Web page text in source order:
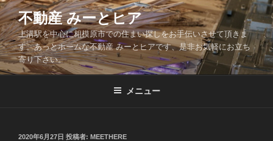
コ
ン
テ
ン
ツ
不動産 みーとヒア
上溝駅を中心に相模原市での住まい探しをお手伝いさせて頂きま
す。あっとホームな不動産 みーとヒアです、是非お気軽にお立ち
寄り下さい。
メニュー
投
2020年6月27日 投稿者: MEETHERE